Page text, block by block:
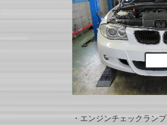
・エンジンチェックランプ